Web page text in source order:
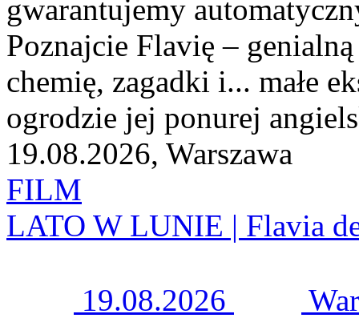
gwarantujemy
Poznajcie Flavię –
chemię, zagadki i... małe
ogrodzie jej ponurej
19.08.2026, Warszawa
FILM
LATO W LUNIE | Flavia
19.08.2026